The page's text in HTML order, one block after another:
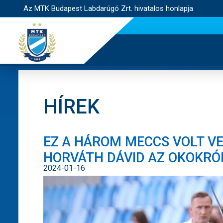
Az MTK Budapest Labdarúgó Zrt. hivatalos honlapja
HÍREK
EZ A HÁROM MECCS VOLT
HORVÁTH DÁVID AZ
2024-01-16